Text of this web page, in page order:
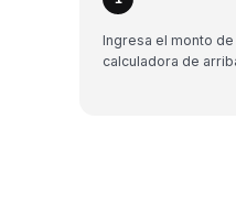
Ingresa el monto
calculadora de